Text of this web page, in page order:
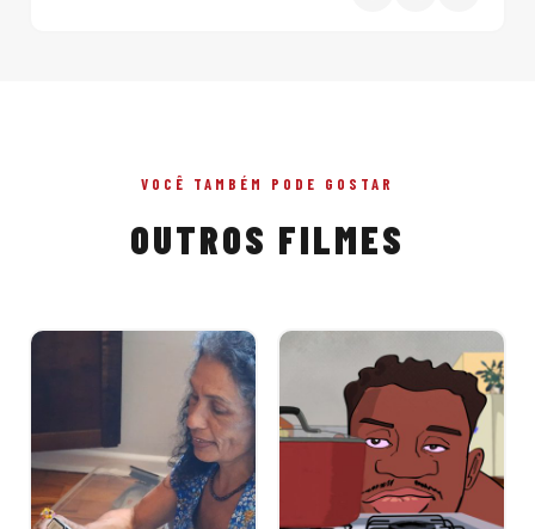
VOCÊ TAMBÉM PODE GOSTAR
OUTROS FILMES